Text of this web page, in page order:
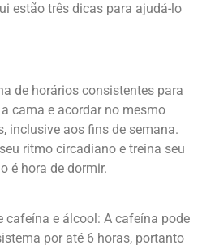
estão três dicas para ajudá-lo
de horários consistentes para
cama e acordar no mesmo
inclusive aos fins de semana.
ritmo circadiano e treina seu
é hora de dormir.
cafeína e álcool: A cafeína pode
por até 6 horas, portanto